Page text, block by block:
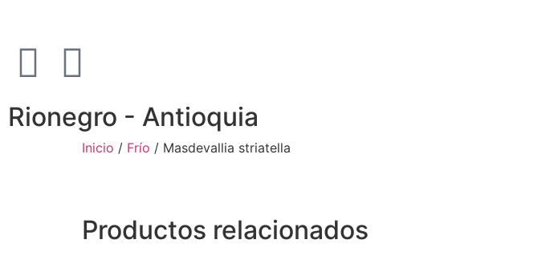
Rionegro - Antioquia
Inicio / Frío / Masdevallia striatella
Productos relacionados